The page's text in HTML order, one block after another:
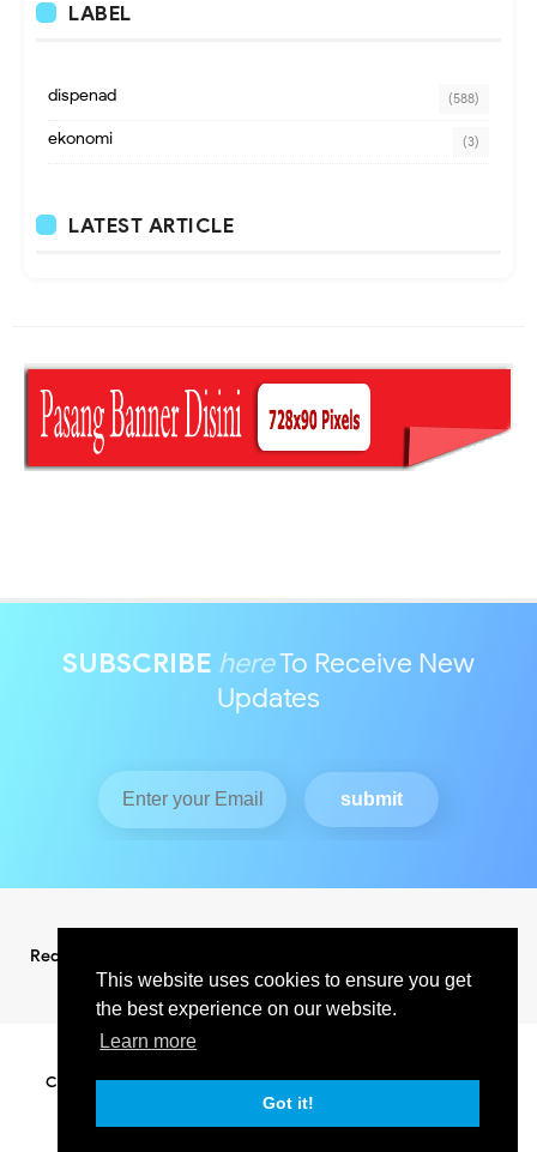
This website uses cookies to ensure you get
the best experience on our website.
Learn more
Got it!
LABEL
dispenad (588)
ekonomi (3)
LATEST ARTICLE
SUBSCRIBE hereTo Receive New
Updates
Redaksi
Copyright ©2026KABAR INDO RAYA NEWSAll Right Reserved
SUPPORT BY PIXINDONESIA